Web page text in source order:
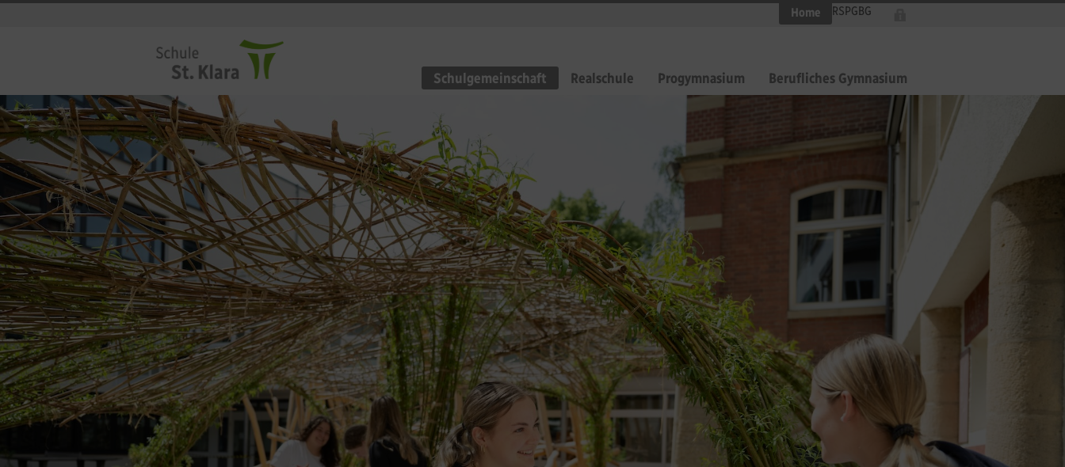
Home RSPGBG
Schulgemeinschaft Realschule Progymnasium Berufliches Gymnasium